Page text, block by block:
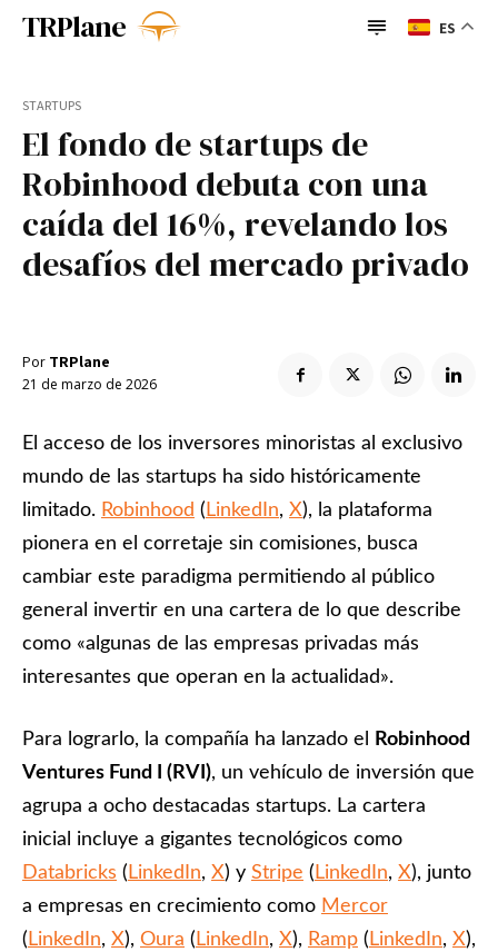
Categorías
BigTechs BioTech
Casos de uso
Cultura
Espacio
Foodtech
Fracasos y
Gadgets General
lectura
IoT
Opinión
Transformación
Verificación
de Identidad
Writing
Assistants
Enlaces útiles
Registro / Entrar
Suscribir
Contacto
BigTechs
BioTech
Casos de uso
Espacio
Foodtech
Fracasos y Cierres
Gadgets
Opinión
Retos Sectores
Writing Assistants
Enlaces útiles
Registro / Entrar Suscribir
Contacto
Privacidad Aviso Legal Política de cookies
TRPlane ES
STARTUPS
El fondo de startups de
Robinhood debuta con una
caída del 16%, revelando los
desafíos del mercado privado
Por TRPlane
21 de marzo de 2026
El acceso de los inversores minoristas al exclusivo
mundo de las startups ha sido históricamente
limitado. Robinhood ( LinkedIn, X), la plataforma
pionera en el corretaje sin comisiones, busca
cambiar este paradigma permitiendo al público
general invertir en una cartera de lo que describe
como «algunas de las empresas privadas más
interesantes que operan en la actualidad».
Para lograrlo, la compañía ha lanzado el
Robinhood
Ventures Fund I (RVI), un vehículo de inversión que
agrupa a ocho destacadas startups. La cartera
inicial incluye a gigantes tecnológicos como
Databricks ( LinkedIn, X) y Stripe ( LinkedIn, X), junto
a empresas en crecimiento como Mercor
( LinkedIn, X), Oura ( LinkedIn, X), Ramp ( LinkedIn, X),